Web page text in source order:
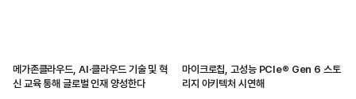
메가존클라우드, AI·클라우드 기술 및 혁
신 교육 통해 글로벌 인재 양성한다
마이크로칩, 고성능 PCIe® Gen 6 스토
리지 아키텍처 시연해